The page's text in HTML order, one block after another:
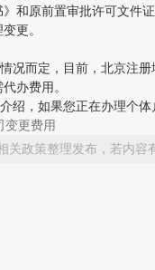
和原前置审批许可文
更。
而定，目前，北京注册
办费用。
，如果您正在办理个
变更费用
政策整理发布，若内容